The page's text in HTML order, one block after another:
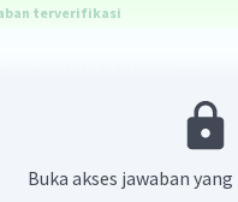
terverifikasi
dapat kita sederhanakan
Buka akses jawaban